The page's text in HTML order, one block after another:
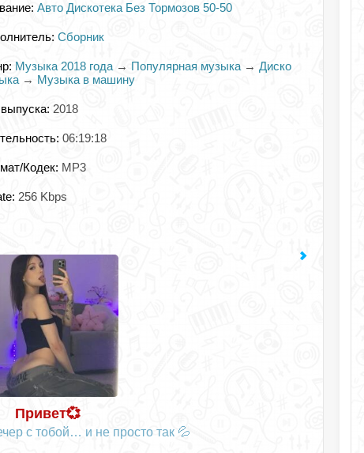
Авто Дискотека Без Тормозов 50-50
Сборник
Музыка 2018 года → Популярная музыка → Диско
→ Музыка в машину
2018
06:19:18
Кодек: MP3
256 Kbps
Привет💞
с тобой… и не просто так 💦